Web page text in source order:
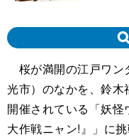
桜が満開の江戸ワン
光市）のなかを、鈴
開催されている「妖
大作戦ニャン!』」に挑